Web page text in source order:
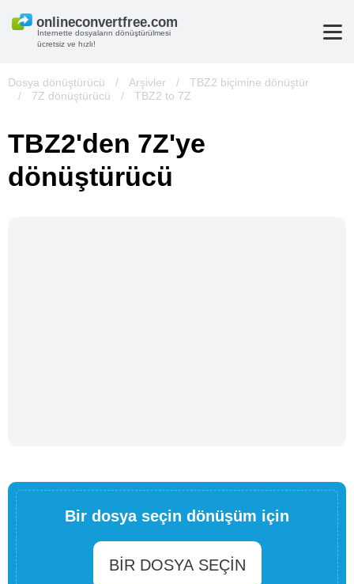
İnternette dosyaların dönüştürülmesi
ücretsiz ve hızlı!
Dosya dönüştürücü / Arşivler /
TBZ2 biçimine dönüştür
/
7Z dönüştürücü / TBZ2 to 7Z
TBZ2'den 7Z'ye
dönüştürücü
Bir dosya seçin dönüşüm için
BIR DOSYA SEÇIN